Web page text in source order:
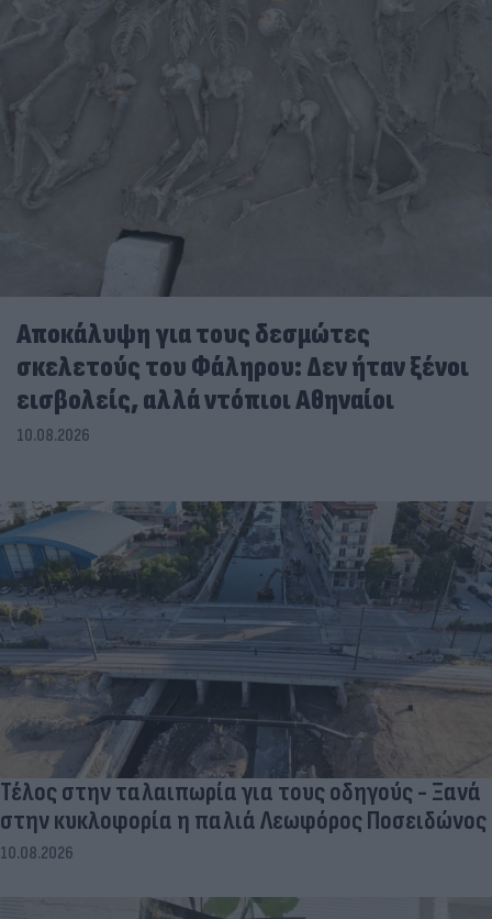
Αποκάλυψη για τους δεσμώτες
σκελετούς του Φάληρου: Δεν ήταν ξένοι
εισβολείς, αλλά ντόπιοι Αθηναίοι
10.08.2026
Τέλος στην ταλαιπωρία για τους οδηγούς - Ξανά
στην κυκλοφορία η παλιά Λεωφόρος Ποσειδώνος
10.08.2026